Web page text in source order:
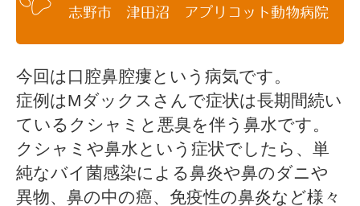
志野市 津田沼 アプリコット動物病院
今回は口腔鼻腔瘻という病気です。
症例はMダックスさんで症状は長期間続い
ているクシャミと悪臭を伴う鼻水です。
クシャミや鼻水という症状でしたら、単
純なバイ菌感染による鼻炎や鼻のダニや
異物、鼻の中の癌、免疫性の鼻炎など様々